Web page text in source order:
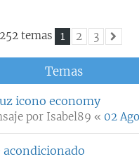
252 temas 1 2
3
Temas
icono economy
por Isabel89 « 02
acondicionado